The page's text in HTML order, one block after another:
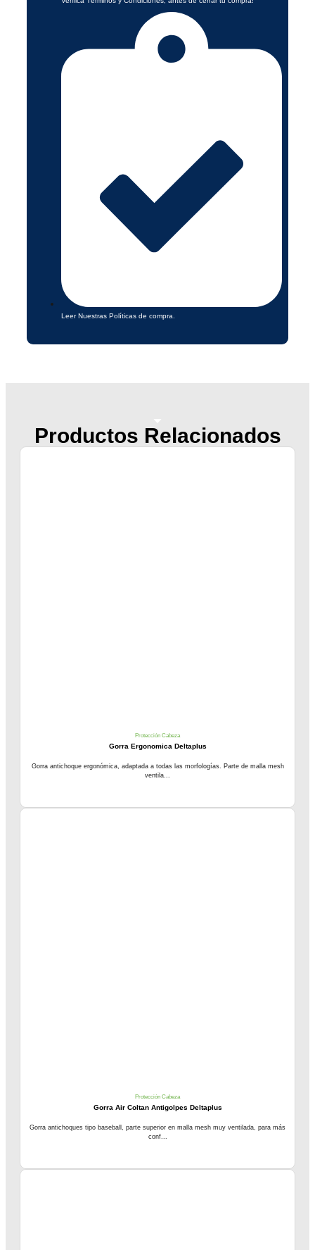
Leer Nuestras Políticas de compra.
Productos Relacionados
Protección Cabeza
Gorra Ergonomica Deltaplus
Gorra antichoque ergonómica, adaptada a todas las morfologías. Parte de malla mesh
ventila...
Protección Cabeza
Gorra Air Coltan Antigolpes Deltaplus
Gorra antichoques tipo baseball, parte superior en malla mesh muy ventilada, para más
conf...